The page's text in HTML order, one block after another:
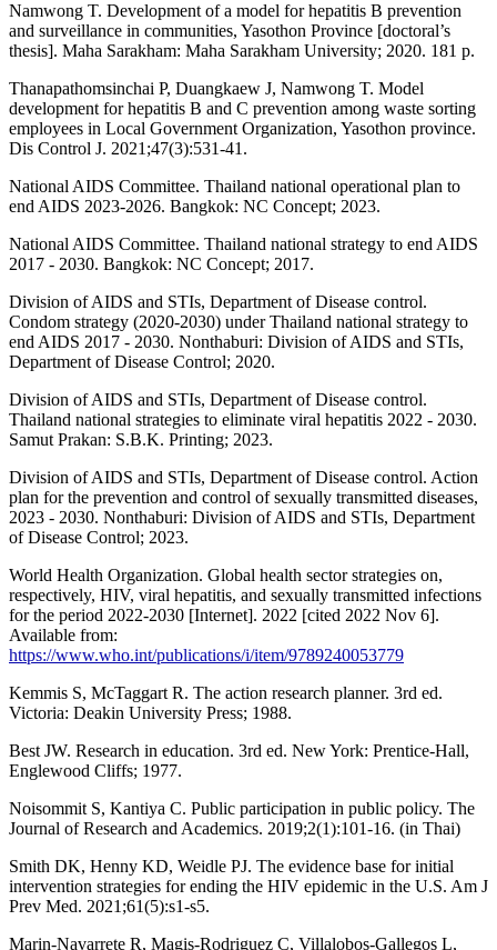
Namwong T. Development of a model for hepatitis B prevention
and surveillance in communities, Yasothon Province [doctoral’s
thesis]. Maha Sarakham: Maha Sarakham University; 2020. 181 p.
Thanapathomsinchai P, Duangkaew J, Namwong T. Model
development for hepatitis B and C prevention among waste sorting
employees in Local Government Organization, Yasothon province.
Dis Control J. 2021;47(3):531-41.
National AIDS Committee. Thailand national operational plan to
end AIDS 2023-2026. Bangkok: NC Concept; 2023.
National AIDS Committee. Thailand national strategy to end AIDS
2017 - 2030. Bangkok: NC Concept; 2017.
Division of AIDS and STIs, Department of Disease control.
Condom strategy (2020-2030) under Thailand national strategy to
end AIDS 2017 - 2030. Nonthaburi: Division of AIDS and STIs,
Department of Disease Control; 2020.
Division of AIDS and STIs, Department of Disease control.
Thailand national strategies to eliminate viral hepatitis 2022 - 2030.
Samut Prakan: S.B.K. Printing; 2023.
Division of AIDS and STIs, Department of Disease control. Action
plan for the prevention and control of sexually transmitted diseases,
2023 - 2030. Nonthaburi: Division of AIDS and STIs, Department
of Disease Control; 2023.
World Health Organization. Global health sector strategies on,
respectively, HIV, viral hepatitis, and sexually transmitted infections
for the period 2022-2030 [Internet]. 2022 [cited 2022 Nov 6].
Available from:
https://www.who.int/publications/i/item/9789240053779
Kemmis S, McTaggart R. The action research planner. 3rd ed.
Victoria: Deakin University Press; 1988.
Best JW. Research in education. 3rd ed. New York: Prentice-Hall,
Englewood Cliffs; 1977.
Noisommit S, Kantiya C. Public participation in public policy. The
Journal of Research and Academics. 2019;2(1):101-16. (in Thai)
Smith DK, Henny KD, Weidle PJ. The evidence base for initial
intervention strategies for ending the HIV epidemic in the U.S. Am J
Prev Med. 2021;61(5):s1-s5.
Marin-Navarrete R, Magis-Rodriguez C, Villalobos-Gallegos L,